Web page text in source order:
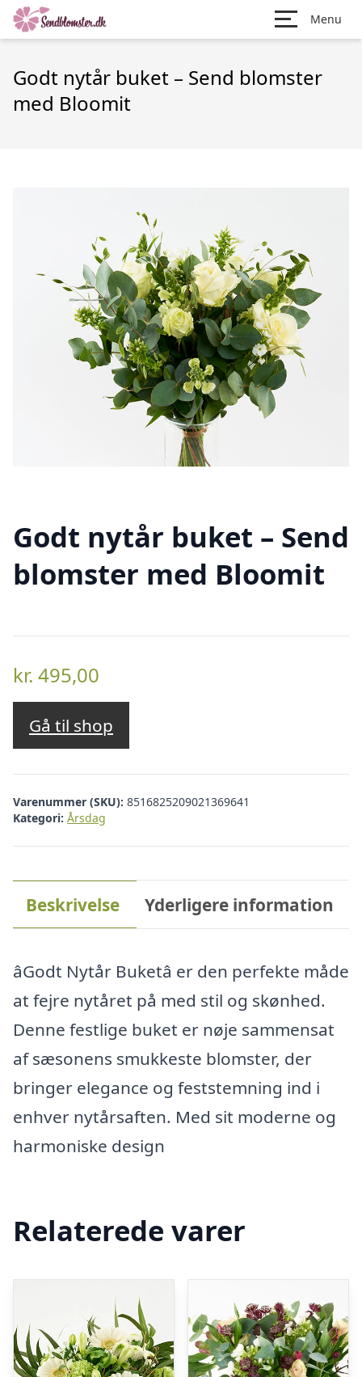
Menu
Godt nytår buket – Send blomster
med Bloomit
Godt nytår buket – Send
blomster med Bloomit
kr. 495,00
Gå til shop
Varenummer (SKU): 8516825209021369641
Kategori: Årsdag
Beskrivelse Yderligere information
âGodt Nytår Buketâ er den perfekte måde
at fejre nytåret på med stil og skønhed.
Denne festlige buket er nøje sammensat
af sæsonens smukkeste blomster, der
bringer elegance og feststemning ind i
enhver nytårsaften. Med sit moderne og
harmoniske design
Relaterede varer